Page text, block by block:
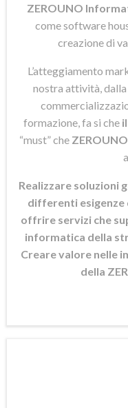
ZEROUNO
come software
creazione di
L’atteggiamento
nostra attività,
formazione, fa si che
“must” che
Realizzare soluzioni
differenti esigenze
offrire servizi che
informatica della
Creare valore nelle
della